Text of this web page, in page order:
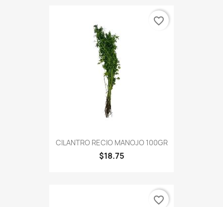
CILANTRO RECIO MANOJO 100GR
$18.75
favorite_border
favorite_border